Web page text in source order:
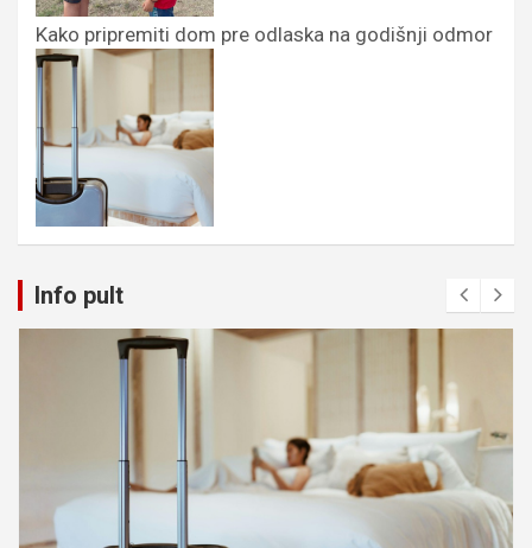
Kako pripremiti dom pre odlaska na godišnji odmor
Info pult